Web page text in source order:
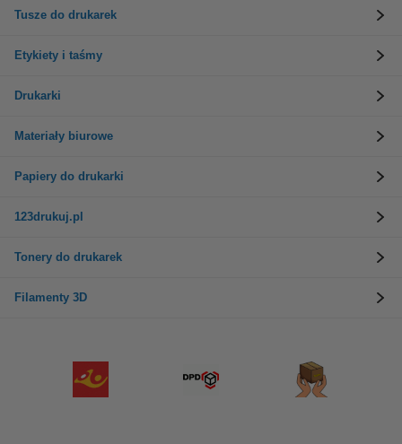
Tusze do drukarek
Etykiety i taśmy
Drukarki
Materiały biurowe
Papiery do drukarki
123drukuj.pl
Tonery do drukarek
Filamenty 3D